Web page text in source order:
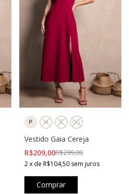
P M G GG
Vestido Gaia Cereja
R$209,00R$299,00
2 x de R$104,50 sem juros
Comprar